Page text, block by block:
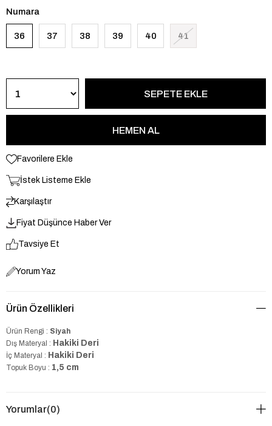
Numara
36 37 38 39 40 41
Favorilere Ekle
İstek Listeme Ekle
Karşılaştır
Fiyat Düşünce Haber Ver
Tavsiye Et
Yorum Yaz
Ürün Özellikleri
Ürün Rengi : Siyah
Dış Materyal : Hakiki Deri
İç Materyal : Hakiki Deri
Topuk Boyu : 1,5 cm
Yorumlar(0)